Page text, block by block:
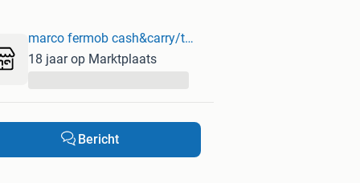
marco fermob cash&carry/to go
18 jaar op Marktplaats
Bericht